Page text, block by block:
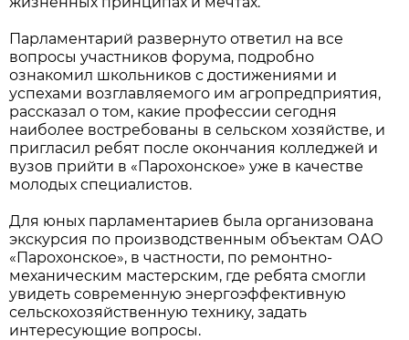
Парламентарий развернуто ответил на все
вопросы участников форума, подробно
ознакомил школьников с достижениями и
успехами возглавляемого им агропредприятия,
рассказал о том, какие профессии сегодня
наиболее востребованы в сельском хозяйстве, и
пригласил ребят после окончания колледжей и
вузов прийти в «Парохонское» уже в качестве
молодых специалистов.
Для юных парламентариев была организована
экскурсия по производственным объектам ОАО
«Парохонское», в частности, по ремонтно-
механическим мастерским, где ребята смогли
увидеть современную энергоэффективную
сельскохозяйственную технику, задать
интересующие вопросы.